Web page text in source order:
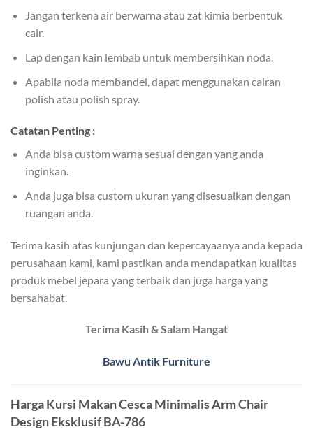
Jangan terkena air berwarna atau zat kimia berbentuk
cair.
Lap dengan kain lembab untuk membersihkan noda.
Apabila noda membandel, dapat menggunakan cairan
polish atau polish spray.
Catatan Penting :
Anda bisa custom warna sesuai dengan yang anda
inginkan.
Anda juga bisa custom ukuran yang disesuaikan dengan
ruangan anda.
Terima kasih atas kunjungan dan kepercayaanya anda kepada
perusahaan kami, kami pastikan anda mendapatkan kualitas
produk mebel jepara yang terbaik dan juga harga yang
bersahabat.
Terima Kasih & Salam Hangat
Bawu Antik Furniture
Harga Kursi Makan Cesca Minimalis Arm Chair
Design Eksklusif BA-786